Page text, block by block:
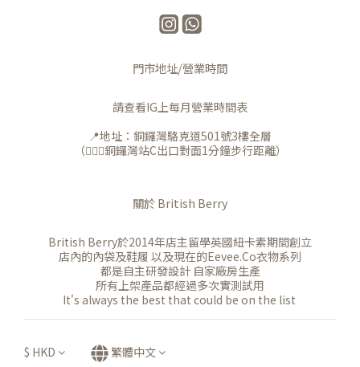
門市地址/營業時間
請查看IG上每月營業時間表
📍地址：銅鑼灣駱克道501號3樓全層
（🚶🏻‍♀️銅鑼灣站C出口對面1分鐘步行距離）
關於 British Berry
British Berry於2014年店主留學英國紐卡素期間創立
店內的內袋及鞋履 以及現在的Eevee.Co衣物系列
都是自主研發設計 自家廠房生產
所有上架產品都經過多次實測試用
It's always the best that could be on the list
$ HKD 繁體中文